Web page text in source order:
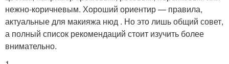
нежно-коричневым. Хороший ориентир — правила,
актуальные для макияжа нюд . Но это лишь общий совет,
а полный список рекомендаций стоит изучить более
внимательно.